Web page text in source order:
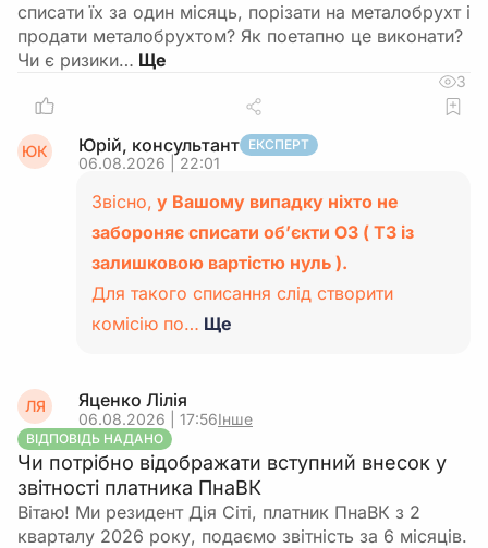
списати їх за один місяць, порізати на металобрухт і
продати металобрухтом? Як поетапно це виконати?
Чи є ризики…
3
ЮК Юрій, консультант ЕКСПЕРТ
06.08.2026 | 22:01
Звісно, у Вашому випадку ніхто не
забороняє списати об’єкти ОЗ ( ТЗ із
залишковою вартістю нуль ).
Для такого списання слід створити
комісію по… Ще
ЛЯ Яценко Лілія
06.08.2026 | 17:56Інше
ВІДПОВІДЬ НАДАНО
Чи потрібно відображати вступний внесок у
звітності платника ПнаВК
Вітаю! Ми резидент Дія Сіті, платник ПнаВК з 2
кварталу 2026 року, подаємо звітність за 6 місяців.